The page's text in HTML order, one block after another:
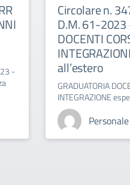
-
Circolare n.
D.M. 61-2023
DOCENTI
all’estero
GRADUATORIA
INTEGRAZIONE